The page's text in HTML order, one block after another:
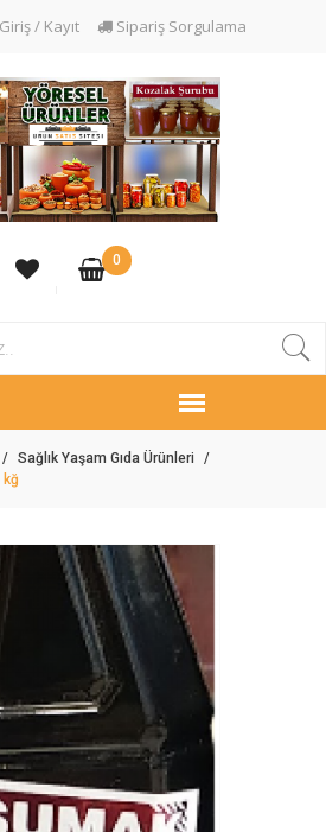
Giriş / Kayıt Sipariş Sorgulama
0
/ Sağlık Yaşam Gıda Ürünleri
/
kğ